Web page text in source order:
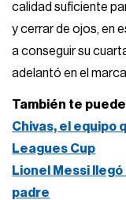
calidad suficiente
y cerrar de ojos, en
a conseguir su
adelantó en el
También te
Chivas, el equipo
Leagues Cup
Lionel Messi
padre